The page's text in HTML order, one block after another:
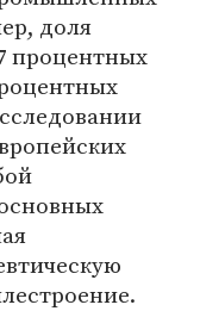
доля
процентных